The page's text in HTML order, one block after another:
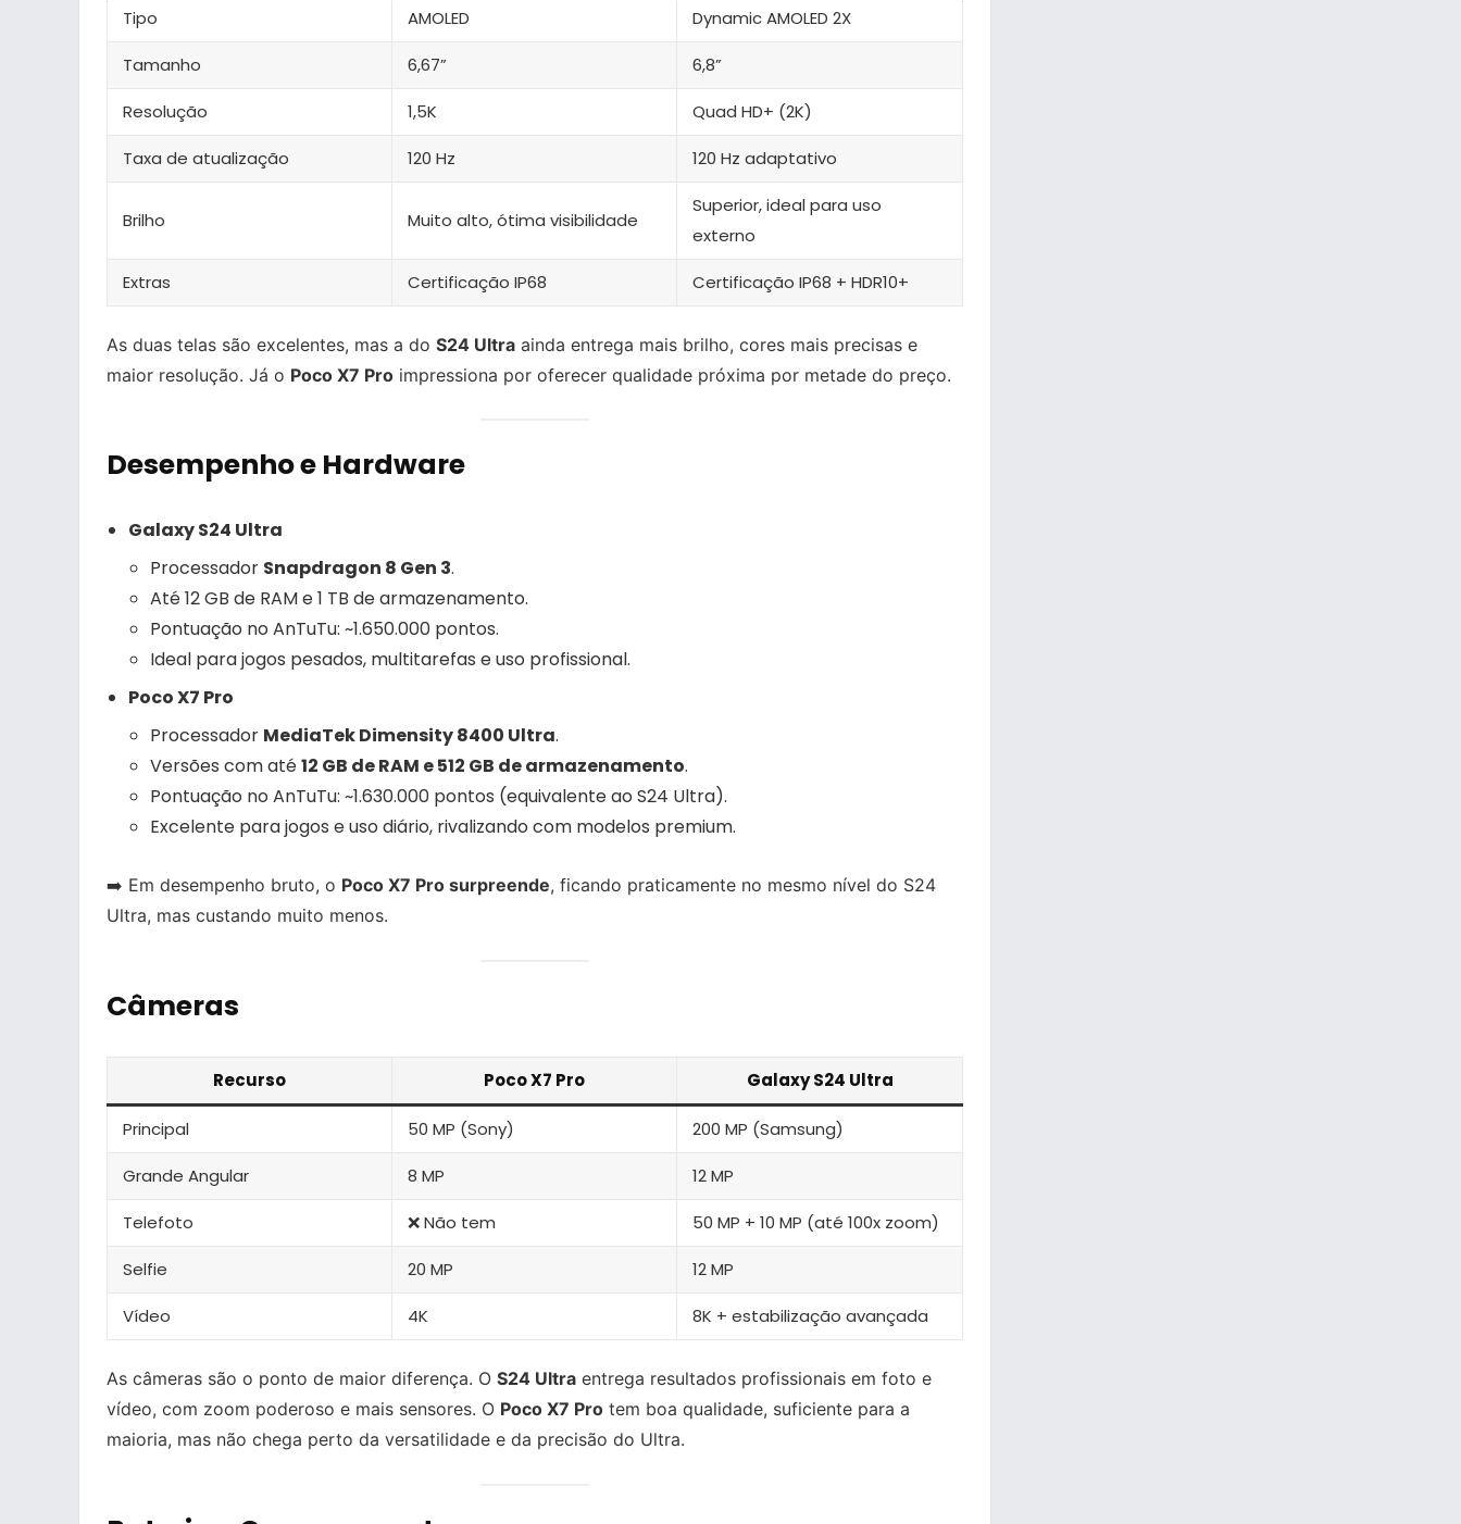
Tipo AMOLED Dynamic AMOLED 2X
Tamanho 6,67” 6,8”
Resolução 1,5K Quad HD+ (2K)
Taxa de atualização 120 Hz 120 Hz adaptativo
Brilho Muito alto, ótima visibilidade
Superior, ideal para uso
externo
Extras Certificação IP68 Certificação IP68 + HDR10+
As duas telas são excelentes, mas a do S24 Ultra ainda entrega mais brilho, cores mais precisas e
maior resolução. Já o Poco X7 Pro impressiona por oferecer qualidade próxima por metade do preço.
Desempenho e Hardware
Galaxy S24 Ultra
Processador Snapdragon 8 Gen 3.
Até 12 GB de RAM e 1 TB de armazenamento.
Pontuação no AnTuTu: ~1.650.000 pontos.
Ideal para jogos pesados, multitarefas e uso profissional.
Poco X7 Pro
Processador MediaTek Dimensity 8400 Ultra.
Versões com até12 GB de RAM e 512 GB de armazenamento.
Pontuação no AnTuTu: ~1.630.000 pontos (equivalente ao S24 Ultra).
Excelente para jogos e uso diário, rivalizando com modelos premium.
➡️ Em desempenho bruto, o Poco X7 Pro surpreende, ficando praticamente no mesmo nível do S24
Ultra, mas custando muito menos.
Câmeras
Recurso Poco X7 Pro Galaxy S24 Ultra
Principal 50 MP (Sony) 200 MP (Samsung)
Grande Angular 8 MP 12 MP
Telefoto ❌ Não tem 50 MP + 10 MP (até 100x zoom)
Selfie 20 MP 12 MP
Vídeo 4K 8K + estabilização avançada
As câmeras são o ponto de maior diferença. O S24 Ultra entrega resultados profissionais em foto e
vídeo, com zoom poderoso e mais sensores. O Poco X7 Pro tem boa qualidade, suficiente para a
maioria, mas não chega perto da versatilidade e da precisão do Ultra.